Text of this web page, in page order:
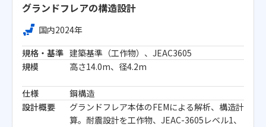
グランドフレアの構造設計
国内2024年
規格・基準 建築基準（工作物）、JEAC3605
規模
高さ14.0m、径4.2m
仕様
鋼構造
設計概要
グランドフレア本体のFEMによる解析、構造計
算。耐震設計を工作物、JEAC-3605レベル1、